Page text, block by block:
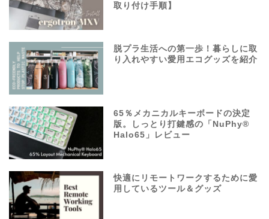
取り付け手順】
脱プラ生活への第一歩！暮らしに取
り入れやすい愛用エコグッズを紹介
65％メカニカルキーボードの決定
版。しっとり打鍵感の「NuPhy®
Halo65」レビュー
快適にリモートワークするために愛
用しているツール＆グッズ